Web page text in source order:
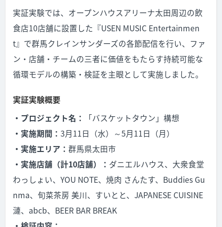
実証実験では、オープンハウスアリーナ太田周辺の飲
食店10店舗に設置した『USEN MUSIC Entertainmen
t』で群馬クレインサンダーズの各節配信を行い、ファ
ン・店舗・チームの三者に価値をもたらす持続可能な
循環モデルの構築・検証を主眼として実施しました。
実証実験概要
・プロジェクト名：
「バスケットタウン」構想
・実施期間： 3月11日（水）～5月11日（月）
・実施エリア： 群馬県太田市
・実施店舗（計10店舗）： ダニエルハウス、大衆食堂
わっしょい、YOU NOTE、焼肉 さんたす、Buddies Gu
nma、旬菜茶房 美川、すいとと、JAPANESE CUISINE
漣、abcb、BEER BAR BREAK